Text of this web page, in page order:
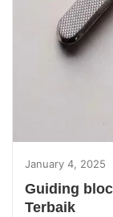
January 4, 2025
Guiding
Terbaik